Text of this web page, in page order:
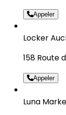
Appeler
Locker
158 Route
Appeler
Luna